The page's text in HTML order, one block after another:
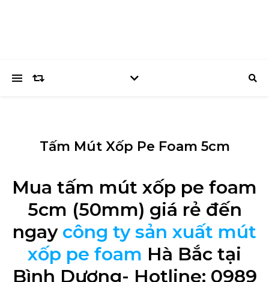
Tấm Mút Xốp Pe Foam 5cm
Mua tấm mút xốp pe foam
5cm (50mm) giá rẻ đến
ngay công ty sản xuất mút
xốp pe foam Hà Bắc tại
Bình Dương- Hotline: 0989